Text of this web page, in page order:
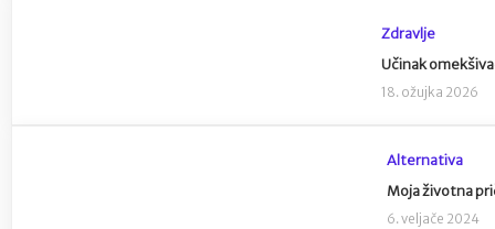
Zdravlje
Učinak
18. ožujka 2026
Alternativa
Moja životna
6. veljače 2024